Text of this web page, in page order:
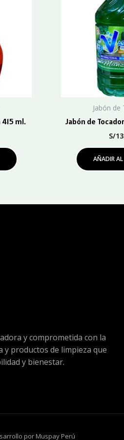
415 ml.
Jabón de
Jabón de
S/
AÑADIR
y comprometida con la
productos de limpieza que
y bienestar.
por Muspay Perú